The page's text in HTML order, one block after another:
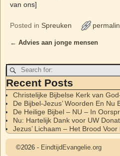
van ons]
Posted in Spreuken
← Advies aan jonge mensen
Recent Posts
Christelijke Bijbelse Kerk van
De Bijbel-Jezus’ Woorden En Nu
De Heilige Bijbel – NU – In
Nu: Hartelijk Dank voor UW
Jezus’ Lichaam – Het Brood
©2026 - EindtijdEvangelie.org